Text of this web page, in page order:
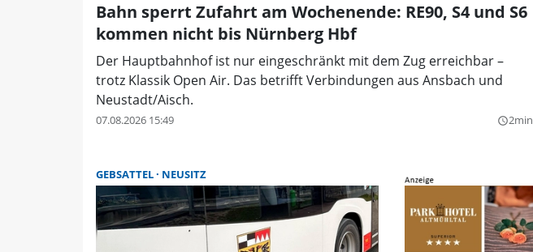
Bahn sperrt Zufahrt am Wochenende: RE90, S4 und S6
kommen nicht bis Nürnberg Hbf
Der Hauptbahnhof ist nur eingeschränkt mit dem Zug erreichbar –
trotz Klassik Open Air. Das betrifft Verbindungen aus Ansbach und
Neustadt/Aisch.
07.08.2026 15:49 query_builder2min
GEBSATTEL NEUSITZ